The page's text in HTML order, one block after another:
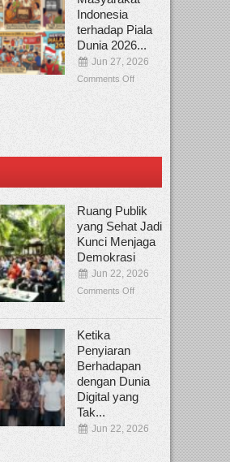
Indonesia
terhadap Piala
Dunia 2026...
Jun 27, 2026
Comments Off
Ruang Publik
yang Sehat Jadi
Kunci Menjaga
Demokrasi
Jun 22, 2026
Comments Off
Ketika
Penyiaran
Berhadapan
dengan Dunia
Digital yang
Tak...
Jun 22, 2026